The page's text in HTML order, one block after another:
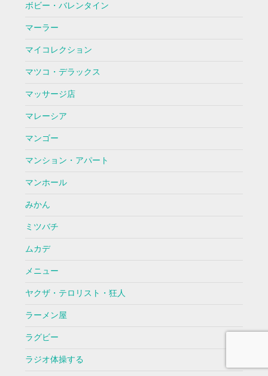
ボビー・バレンタイン
マーラー
マイコレクション
マツコ・デラックス
マッサージ店
マレーシア
マンゴー
マンション・アパート
マンホール
みかん
ミツバチ
ムカデ
メニュー
ヤクザ・テロリスト・狂人
ラーメン屋
ラグビー
ラジオ体操する